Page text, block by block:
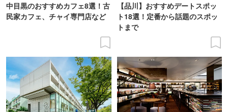
中目黒のおすすめカフェ8選！古
民家カフェ、チャイ専門店など
【品川】おすすめデートスポッ
ト18選！定番から話題のスポッ
トまで